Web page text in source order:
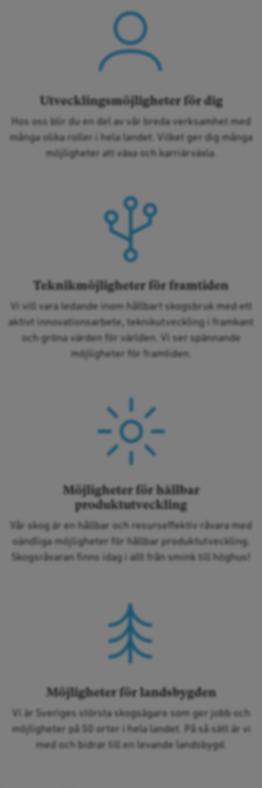
Utvecklingsmöjligheter för dig
Hos oss blir du en del av vår breda verksamhet med
många olika roller i hela landet. Vilket ger dig många
möjligheter att växa och karriärväxla.
Teknikmöjligheter för framtiden
Vi vill vara ledande inom hållbart skogsbruk med ett
aktivt innovationsarbete, teknikutveckling i framkant
och gröna värden för världen. Vi ser spännande
möjligheter för framtiden.
Möjligheter för hållbar
produktutveckling
Vår skog är en hållbar och resurseffektiv råvara med
oändliga möjligheter för hållbar produktutveckling.
Skogsråvaran finns idag i allt från smink till höghus!
Möjligheter för landsbygden
Vi är Sveriges största skogsägare som ger jobb och
möjligheter på 50 orter i hela landet. På så sätt är vi
med och bidrar till en levande landsbygd.